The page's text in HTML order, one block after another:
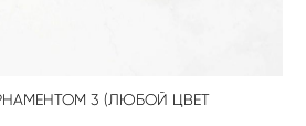
3 (ЛЮБОЙ ЦВЕТ